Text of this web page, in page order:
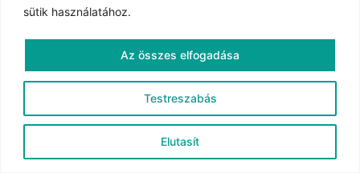
sütik használatához.
Testreszabás
Elutasít
Az összes elfogadása